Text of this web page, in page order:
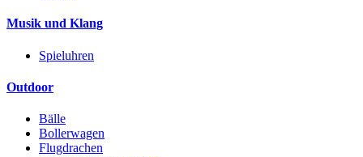
Musik und Klang
Spieluhren
Outdoor
Bälle
Bollerwagen
Flugdrachen